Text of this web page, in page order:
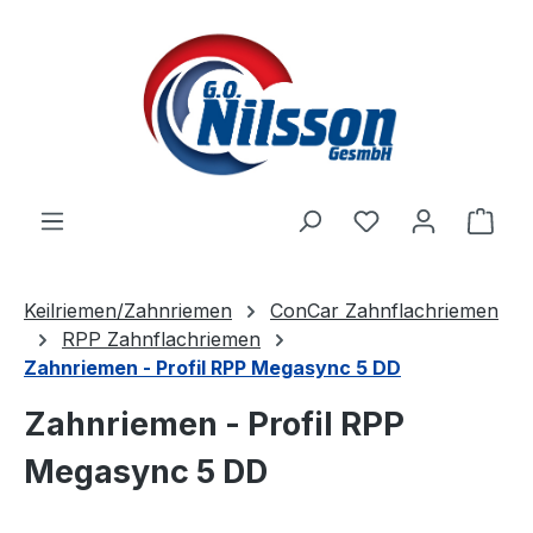
Zum Hauptinhalt springen
Keilriemen/Zahnriemen
ConCar Zahnflachriemen
RPP Zahnflachriemen
Zahnriemen - Profil RPP Megasync 5 DD
Zahnriemen - Profil RPP
Megasync 5 DD